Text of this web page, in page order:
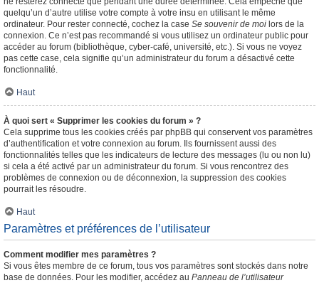
quelqu’un d’autre utilise votre compte à votre insu en utilisant le même
ordinateur. Pour rester connecté, cochez la case Se souvenir de moi lors de la
connexion. Ce n’est pas recommandé si vous utilisez un ordinateur public pour
accéder au forum (bibliothèque, cyber-café, université, etc.). Si vous ne voyez
pas cette case, cela signifie qu’un administrateur du forum a désactivé cette
fonctionnalité.
Haut
À quoi sert « Supprimer les cookies du forum » ?
Cela supprime tous les cookies créés par phpBB qui conservent vos paramètres
d’authentification et votre connexion au forum. Ils fournissent aussi des
fonctionnalités telles que les indicateurs de lecture des messages (lu ou non lu)
si cela a été activé par un administrateur du forum. Si vous rencontrez des
problèmes de connexion ou de déconnexion, la suppression des cookies
pourrait les résoudre.
Haut
Paramètres et préférences de l’utilisateur
Comment modifier mes paramètres ?
Si vous êtes membre de ce forum, tous vos paramètres sont stockés dans notre
base de données. Pour les modifier, accédez au Panneau de l’utilisateur